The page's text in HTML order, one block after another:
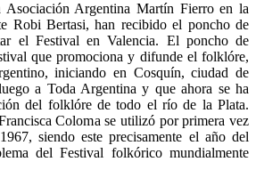
Argentina Martín Fierro en la
Robi Bertasi, han recibido el poncho de
el Festival en Valencia. El poncho de
que promociona y difunde el folklóre,
iniciando en Cosquín, ciudad de
a Toda Argentina y que ahora se ha
del folklóre de todo el río de la Plata.
Coloma se utilizó por primera vez
siendo este precisamente el año del
del Festival folkórico mundialmente